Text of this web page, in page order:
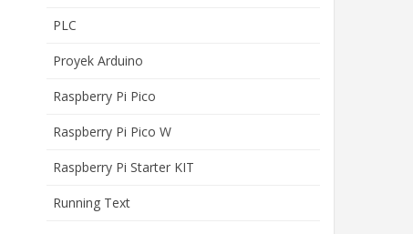
PLC
Proyek Arduino
Raspberry Pi Pico
Raspberry Pi Pico W
Raspberry Pi Starter KIT
Running Text